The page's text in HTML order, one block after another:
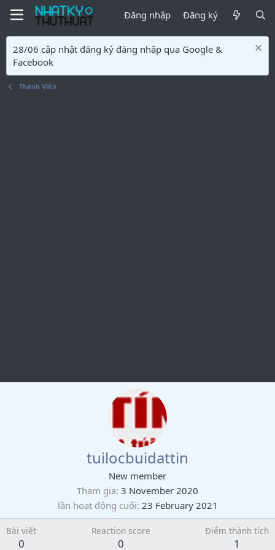
Đăng nhập Đăng ký
28/06 cập nhật đăng ký đăng nhập qua Google &
Facebook
Thành Viên
tuilocbuidattin
New member
Tham gia 3 November 2020
lần hoạt động cuối 23 February 2021
Bài viết
0
Reaction score
0
Điểm thành tích
1